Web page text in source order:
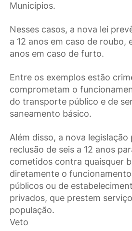
Municípios.
Nesses casos, a nova lei
a 12 anos em caso de roubo,
anos em caso de furto.
Entre os exemplos estão
comprometam o
do transporte público e de
saneamento básico.
Além disso, a nova legislação
reclusão de seis a 12 anos
cometidos contra quaisquer
diretamente o
públicos ou de
privados, que prestem
população.
Veto